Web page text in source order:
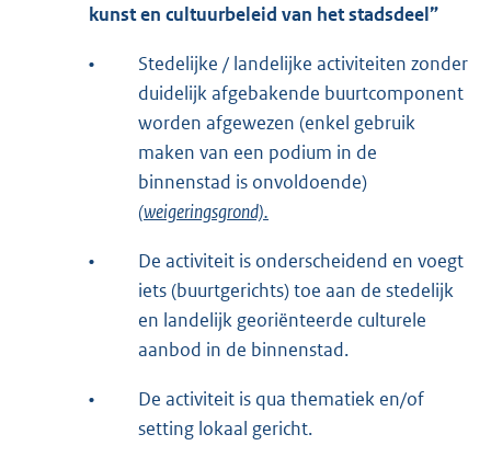
kunst en cultuurbeleid van het stadsdeel”
•
Stedelijke / landelijke activiteiten zonder
duidelijk afgebakende buurtcomponent
worden afgewezen (enkel gebruik
maken van een podium in de
binnenstad is onvoldoende)
(weigeringsgrond).
•
De activiteit is onderscheidend en voegt
iets (buurtgerichts) toe aan de stedelijk
en landelijk georiënteerde culturele
aanbod in de binnenstad.
•
De activiteit is qua thematiek en/of
setting lokaal gericht.